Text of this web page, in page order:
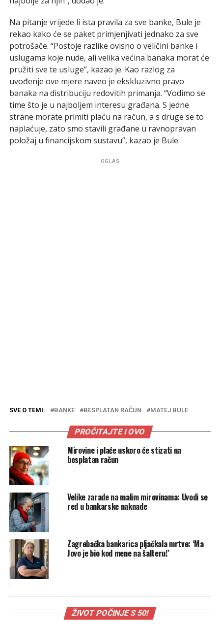
Na pitanje vrijede li ista pravila za sve banke, Bule je
rekao kako će se paket primjenjivati jednako za sve
potrošače. “Postoje razlike ovisno o veličini banke i
uslugama koje nude, ali velika većina banaka morat će
pružiti sve te usluge”, kazao je. Kao razlog za
uvođenje ove mjere naveo je ekskluzivno pravo
banaka na distribuciju redovitih primanja. “Vodimo se
time što je u najboljem interesu građana. S jedne
strane morate primiti plaću na račun, a s druge se to
naplaćuje, zato smo stavili građane u ravnopravan
položaj u financijskom sustavu”, kazao je Bule.
OGLAS
SVE O TEMI: BANKE BESPLATAN RAČUN MATEJ BULE
PROČITAJTE I OVO
Mirovine i plaće uskoro će stizati na
besplatan račun
Velike zarade na malim mirovinama: Uvodi se
red u bankarske naknade
Zagrebačka bankarica pljačkala mrtve: ‘Ma
Jovo je bio kod mene na šalteru!’
.
ŽIVOT POČINJE S 50!